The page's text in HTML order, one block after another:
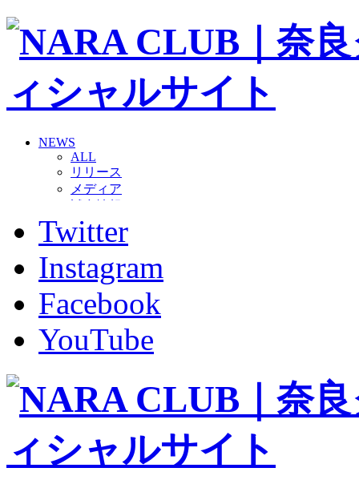
NEWS
ALL
リリース
メディア
グッズ
ファンコミュニティ
ホームタウン
コラム
その他
TEAM
2026/27トップチーム
2026/27トップチームスタッフ
バモス
チアダンススクール
ボランティアチーム「volundeer」
ビクトリーロード
HOMEGAME
観戦ルール＆マナー
Twitter
Instagram
Facebook
YouTube